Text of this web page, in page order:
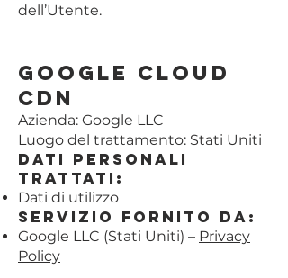
dell’Utente.
Google Cloud
CDN
Azienda: Google LLC
Luogo del trattamento: Stati Uniti
Dati Personali
trattati:
Dati di utilizzo
Servizio fornito da:
Google LLC (Stati Uniti) – Privacy
Policy